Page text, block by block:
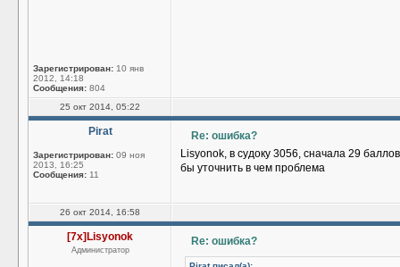
Зарегистрирован: 10 янв
2012, 14:18
Сообщения: 804
25 окт 2014, 05:22
Pirat
Зарегистрирован: 09 ноя
2013, 16:25
Сообщения: 11
Re: ошибка?
Lisyonok, в судоку 3056, сначала 29
бы уточнить в чем проблема
26 окт 2014, 16:58
[7x]Lisyonok
Администратор
Re: ошибка?